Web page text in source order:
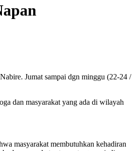
Jumat sampai dgn minggu (22-24 /
dan masyarakat yang ada di wilayah
masyarakat membutuhkan kehadiran